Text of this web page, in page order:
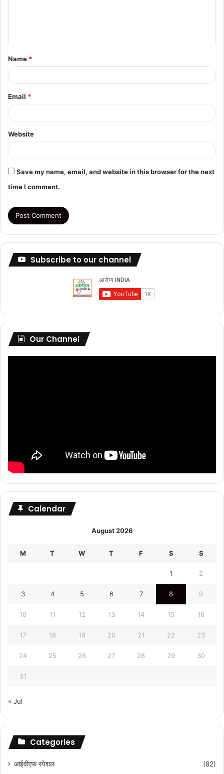
t
*
Name *
Email *
Website
Save my name, email, and website in this browser for the next
time I comment.
Subscribe to our channel
Our Channel
Calendar
August 2026
M T W T F S S
1 2
3 4 5 6 7 8 9
10 11 12 13 14 15 16
17 18 19 20 21 22 23
24 25 26 27 28 29 30
31
« Jul
Categories
आईवीएफ स्पेशल (82)